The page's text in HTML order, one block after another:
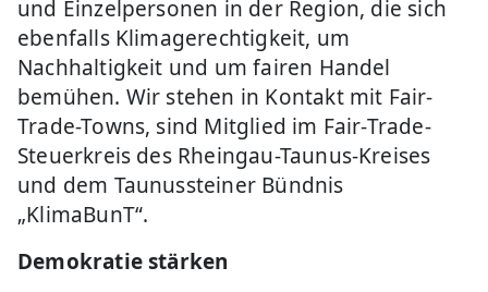
und Einzelpersonen in der Region, die sich
ebenfalls Klimagerechtigkeit, um
Nachhaltigkeit und um fairen Handel
bemühen. Wir stehen in Kontakt mit Fair-
Trade-Towns, sind Mitglied im Fair-Trade-
Steuerkreis des Rheingau-Taunus-Kreises
und dem Taunussteiner Bündnis
„KlimaBunT“.
Demokratie stärken